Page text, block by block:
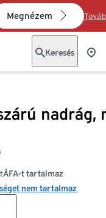
Megnézem
Keresés
nadrág,
ÁFA-t tartalmaz
nem tartalmaz